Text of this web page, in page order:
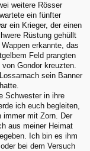
weitere Rösser
ein fünfter
ein Krieger, der einen
Rüstung gehüllt
erkannte, das
Feld prangten
Gondor kreuzten.
sein Banner
Schwester in ihre
ich euch begleiten,
immer mit Zorn. Der
aus meiner Heimat
Ich bin es ihm
bei dem Versuch